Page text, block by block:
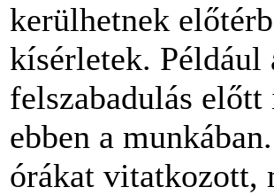
kerülhetnek
kísérletek. Például
felszabadulás
ebben a
órákat vitatkozott,